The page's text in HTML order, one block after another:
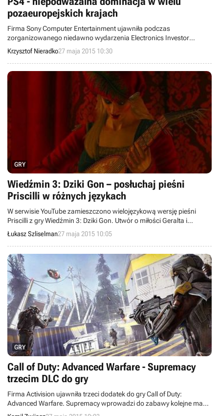
pozaeuropejskich krajach
Firma Sony Computer Entertainment ujawniła podczas
zorganizowanego niedawno wydarzenia Electronics Investor
Relations Day 2015 interesującą informację na temat poziomu
sprzedaży PlayStation 4. Okazuje się, że najnowsza konsola
japońskiego giganta w wielu krajach poza Europą ma prawie 80-
procentowy udział na rynku sprzętu obecnej generacji.
Krzysztof Nieradko27 maja 2015 10:30
GRY
Wiedźmin 3: Dziki Gon – posłuchaj pieśni
Priscilli w różnych językach
W serwisie YouTube zamieszczono wielojęzykową wersję pieśni
Priscilli z gry Wiedźmin 3: Dziki Gon. Utwór o miłości Geralta i
Yennefer nagrano w siedmiu językach: polskim, angielskim,
niemieckim, japońskim, francuskim, portugalskim i rosyjskim.
Łukasz Szliselman27 maja 2015 10:05
GRY
Call of Duty: Advanced Warfare - Supremacy
trzecim DLC do gry
Firma Activision ujawniła trzeci dodatek do gry Call of Duty:
Advanced Warfare. Supremacy wprowadzi do zabawy kolejne mapy
oraz nowy odcinek do trybu Exo Zombies i ukaże się 2 czerwca na